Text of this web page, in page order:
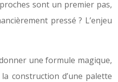
sont un premier pas,
pressé ? L’enjeu
une formule magique,
construction d’une palette